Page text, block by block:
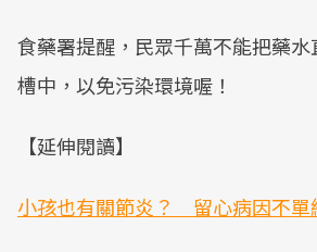
食藥署提醒，民眾千萬不能把藥
槽中，以免污染環境喔！
【延伸閱讀】
小孩也有關節炎？ 留心病因不單